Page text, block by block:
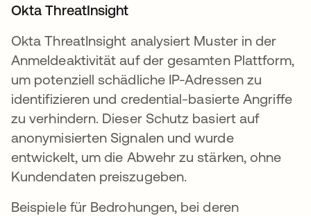
Okta ThreatInsight
Okta ThreatInsight analysiert Muster in der
Anmeldeaktivität auf der gesamten Plattform,
um potenziell schädliche IP-Adressen zu
identifizieren und credential-basierte Angriffe
zu verhindern. Dieser Schutz basiert auf
anonymisierten Signalen und wurde
entwickelt, um die Abwehr zu stärken, ohne
Kundendaten preiszugeben.
Beispiele für Bedrohungen, bei deren